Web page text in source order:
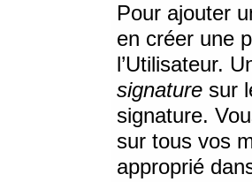
Pour ajouter
en créer une
l’Utilisateur.
signature sur
signature.
sur tous vos
approprié